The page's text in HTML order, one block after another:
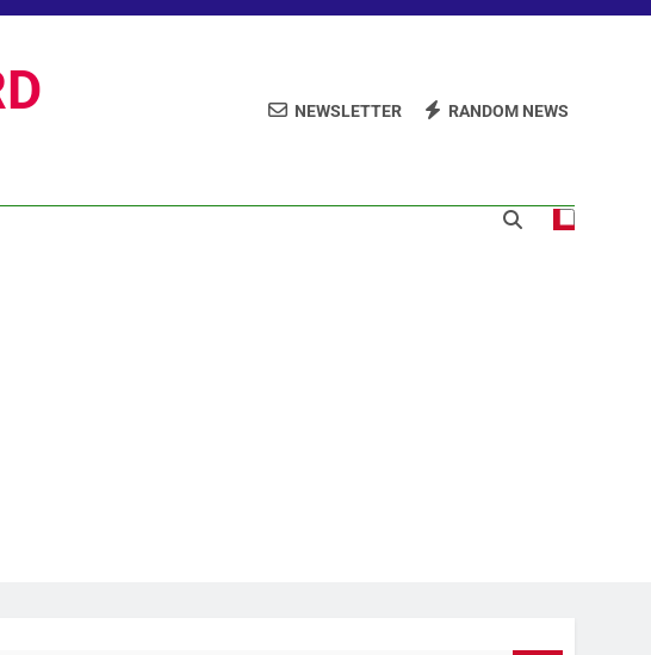
gremial y fortalecer seccional del Distrito Nacional
𝗱𝗲𝗹 𝘁𝗿á𝗻𝘀𝗶𝘁𝗼 𝗲𝗻 𝗹𝗼𝘀 𝗮𝗹𝗿𝗲𝗱𝗲𝗱𝗼𝗿𝗲𝘀 𝗱𝗲𝗹 𝗖𝗲𝗻𝘁𝗿𝗼
NEWSLETTER RANDOM NEWS